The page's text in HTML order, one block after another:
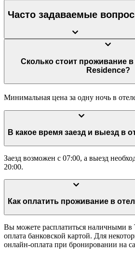
Часто задаваемые
Сколько стоит проживание в отеле Viewpoint
Residence?
Минимальная цена за одну ночь в
В какое
Заезд возможен с 07:00, а выезд
20:00.
Как оплатить
Вы можете расплатиться наличными в
оплата банковской картой. Для
онлайн-оплата при бронировании на